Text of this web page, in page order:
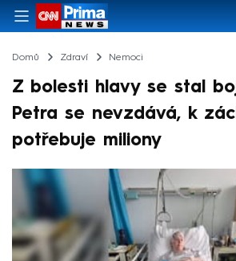
Domů Zdraví Nemoci
Z bolesti hlavy se stal
Petra se nevzdává, k
potřebuje miliony